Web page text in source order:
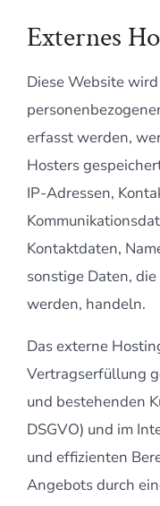
Externes
Diese Website
erfasst werden,
Hosters
IP-Adressen,
Kontaktdaten,
sonstige Daten,
werden, handeln.
Das externe
Vertragserfüllung
und bestehenden
DSGVO) und im
und effizienten
Angebots durch